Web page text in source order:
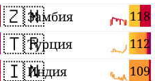
🇿🇲 118
Замбия
🇹🇷 112
Турция
🇮🇳 109
Индия